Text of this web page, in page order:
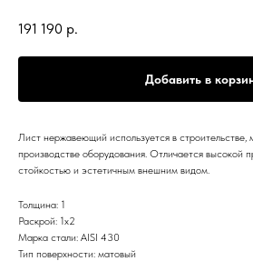
191 190 р.
Добавить в
Лист нержавеющий используется в
производстве оборудования. Отличается высокой
стойкостью и эстетичным внешним видом.
Толщина: 1
Раскрой: 1х2
Марка стали: AISI 430
Тип поверхности: матовый